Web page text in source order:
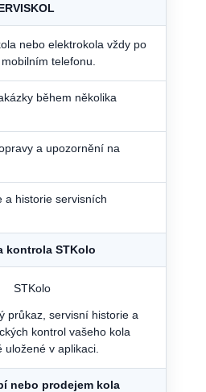
nebo elektrokola vždy po
telefonu.
během několika
a upozornění na
a historie servisních
kontrola STKolo
průkaz, servisní historie a
kontrol vašeho kola
uložené v aplikaci.
nebo prodejem kola